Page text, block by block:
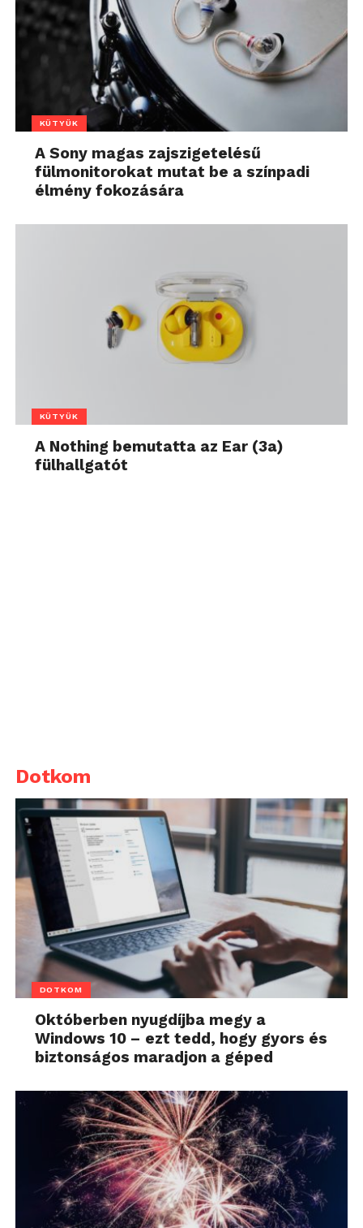
KÜTYÜK
A Sony magas zajszigetelésű
fülmonitorokat mutat be a színpadi
élmény fokozására
KÜTYÜK
A Nothing bemutatta az Ear (3a)
fülhallgatót
Dotkom
DOTKOM
Októberben nyugdíjba megy a
Windows 10 – ezt tedd, hogy gyors és
biztonságos maradjon a géped